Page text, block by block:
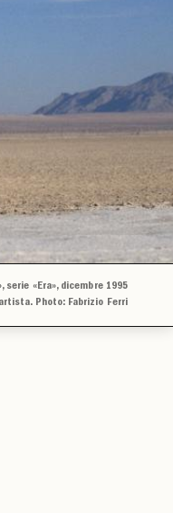
serie «Era», dicembre 1995
Photo: Fabrizio Ferri